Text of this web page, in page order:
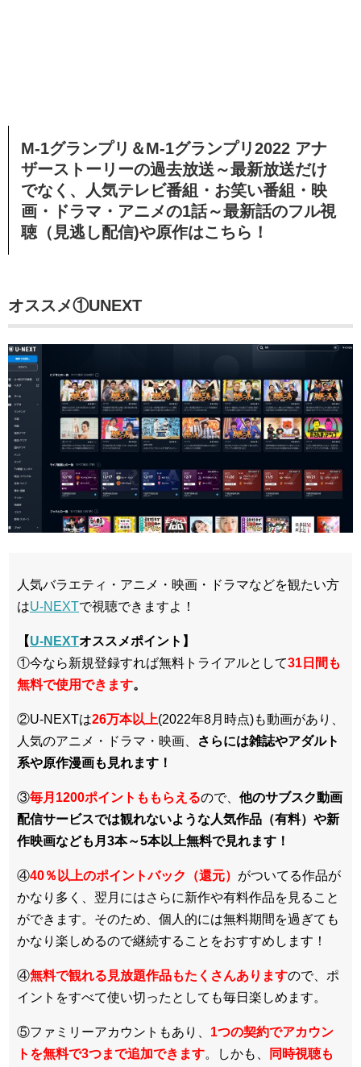
M-1グランプリ＆M-1グランプリ2022 アナ
ザーストーリーの過去放送～最新放送だけ
でなく、人気テレビ番組・お笑い番組・映
画・ドラマ・アニメの1話～最新話のフル視
聴（見逃し配信)や原作はこちら！
オススメ①UNEXT
人気バラエティ・アニメ・映画・ドラマなどを観たい方
はU-NEXTで視聴できますよ！
【U-NEXTオススメポイント】
①今なら新規登録すれば無料トライアルとして31日間も
無料で使用できます。
②U-NEXTは26万本以上(2022年8月時点)も動画があり、
人気のアニメ・ドラマ・映画、
さらには雑誌やアダルト
系や原作漫画も見れます！
③毎月1200ポイントももらえるので、 他のサブスク動画
配信サービスでは観れないような人気作品（有料）や新
作映画なども月3本～5本以上無料で見れます！
④40％以上のポイントバック（還元） がついてる作品が
かなり多く、翌月にはさらに新作や有料作品を見ること
ができます。そのため、個人的には無料期間を過ぎても
かなり楽しめるので継続することをおすすめします！
④無料で観れる見放題作品もたくさんありますので、ポ
イントをすべて使い切ったとしても毎日楽しめます。
⑤ファミリーアカウントもあり、 1つの契約でアカウン
トを無料で3つまで追加できます。しかも、
同時視聴も